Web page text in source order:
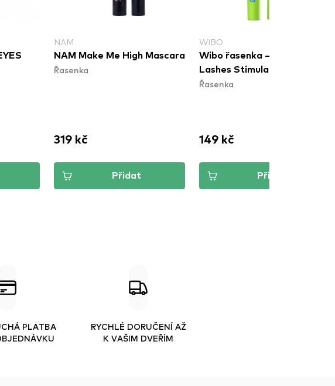
NAM
NAM Make Me High Mascara
Řasenka
319 kč
Přidat
WIBO
Wibo řasenka – Growing
Lashes Stimulator Mascara
Řasenka
149 kč
Přidat
PLATBA
RYCHLÉ DORUČENÍ AŽ
K VAŠIM DVEŘÍM